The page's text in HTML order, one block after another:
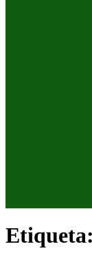
Etiqueta: